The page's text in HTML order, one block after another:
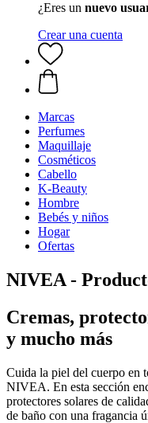
¿Eres un nuevo
Crear una cuenta
Marcas
Perfumes
Maquillaje
Cosméticos
Cabello
K-Beauty
Hombre
Bebés y niños
Hogar
Ofertas
NIVEA -
Cremas,
y mucho más
Cuida la piel del cuerpo en
NIVEA. En esta sección
protectores solares de
de baño con una fragancia